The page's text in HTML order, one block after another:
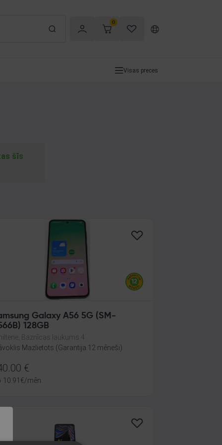
0
Visas preces
šīs
Galaxy A56 5G (SM-
128GB
Baznīcas laukums 4
Mazlietots (Garantija 12 mēneši)
€
10.91 €/mēn.